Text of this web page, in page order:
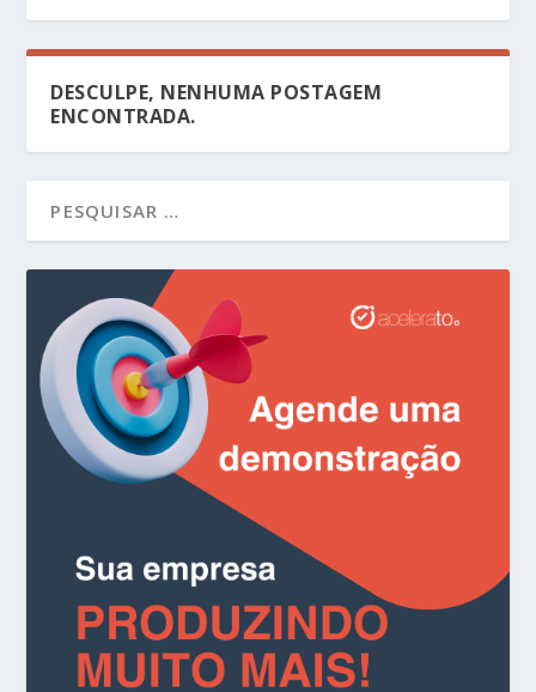
DESCULPE, NENHUMA POSTAGEM
ENCONTRADA.